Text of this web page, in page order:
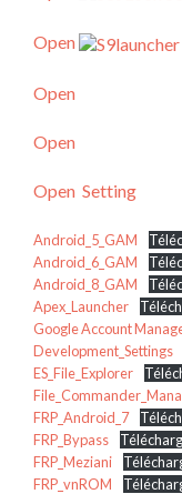
Open
Open
Open
Open Setting
Android_5_GAM
Android_6_GAM
Android_8_GAM
Apex_Launcher
Google Account
Development_Settings
ES_File_Explorer
FRP_Android_7
FRP_Bypass
FRP_Meziani
FRP_vnROM